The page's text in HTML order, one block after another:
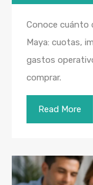
Conoce cuánto
Maya: cuotas,
gastos
comprar.
Read More